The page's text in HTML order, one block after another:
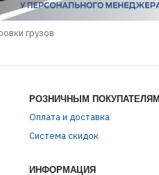
грузов
РОЗНИЧНЫМ
Оплата и доставка
Система скидок
ИНФОРМАЦИЯ